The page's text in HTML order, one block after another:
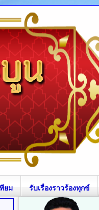
ยม รับเรื่องราวร้องทุกข์